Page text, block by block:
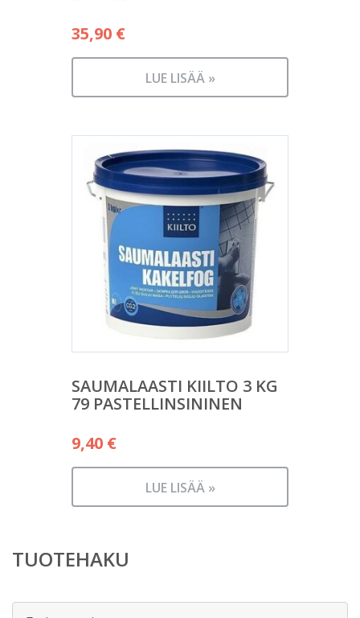
35,90 €
LUE LISÄÄ »
SAUMALAASTI KIILTO 3 KG
79 PASTELLINSININEN
9,40 €
LUE LISÄÄ »
TUOTEHAKU
Etsi: